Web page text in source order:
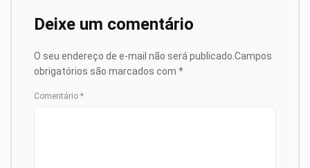
Deixe um comentário
O seu endereço de e-mail não será publicado. Campos
obrigatórios são marcados com *
Comentário *